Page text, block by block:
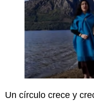
Un círculo crece y